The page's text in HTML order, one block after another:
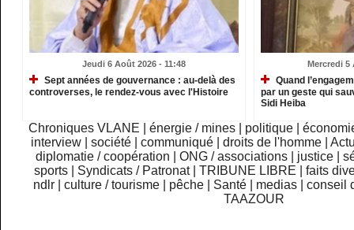
Jeudi 6 Août 2026 - 11:48
Sept années de gouvernance : au-delà des
controverses, le rendez-vous avec l'Histoire
Mercredi 5
Quand
par un geste qui
Sidi Heiba
Chroniques VLANE énergie / mines politique
interview
|société |communiqué |droits de l'homme |
diplomatie / coopération
ONG / associations justice
sports
Syndicats / Patronat TRIBUNE LIBRE
faits
ndlr
|culture / tourisme pêche Santé medias |conseil
TAAZOUR